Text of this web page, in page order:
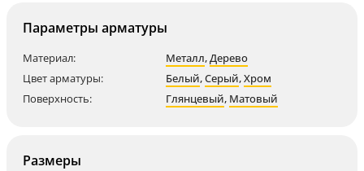
Параметры арматуры
Материал: Металл,Дерево
Цвет арматуры:
Белый,Серый,Хром
Поверхность:
Глянцевый, Матовый
Размеры